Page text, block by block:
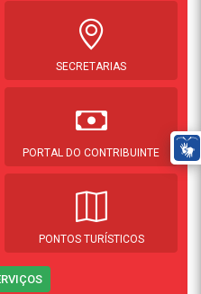
SECRETARIAS
PORTAL DO CONTRIBUINTE
PONTOS TURÍSTICOS